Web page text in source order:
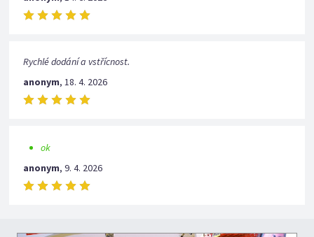
Rychlé dodání a vstřícnost.
anonym,18. 4. 2026
ok
anonym,9. 4. 2026